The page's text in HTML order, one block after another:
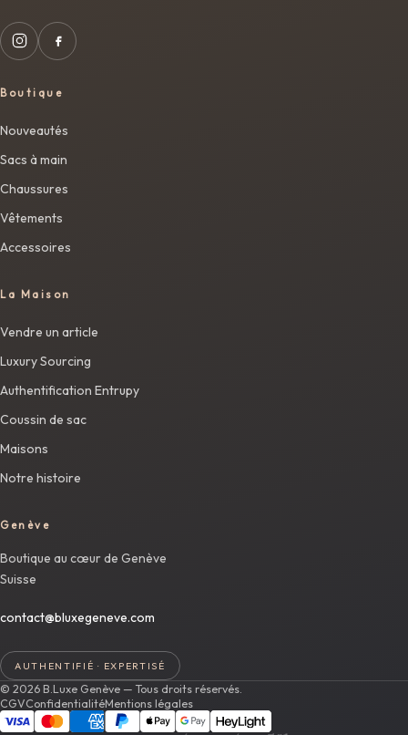
Boutique
Nouveautés
Sacs à main
Chaussures
Vêtements
Accessoires
La Maison
Vendre un article
Luxury Sourcing
Authentification Entrupy
Coussin de sac
Maisons
Notre histoire
Genève
Boutique au cœur de Genève
Suisse
contact@bluxegeneve.com
AUTHENTIFIÉ · EXPERTISÉ
© 2026 B.Luxe Genève — Tous droits réservés.
CGVConfidentialitéMentions légales